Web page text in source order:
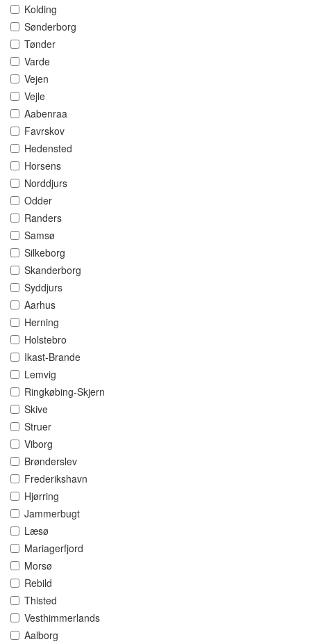
Kolding
Sønderborg
Tønder
Varde
Vejen
Vejle
Aabenraa
Favrskov
Hedensted
Horsens
Norddjurs
Odder
Randers
Samsø
Silkeborg
Skanderborg
Syddjurs
Aarhus
Herning
Holstebro
Ikast-Brande
Lemvig
Ringkøbing-Skjern
Skive
Struer
Viborg
Brønderslev
Frederikshavn
Hjørring
Jammerbugt
Læsø
Mariagerfjord
Morsø
Rebild
Thisted
Vesthimmerlands
Aalborg